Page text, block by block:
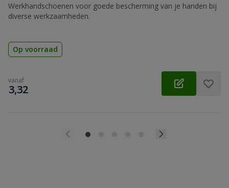
Werkhandschoenen voor goede bescherming van je handen bij
diverse werkzaamheden.
Op voorraad
vanaf
€
3,32